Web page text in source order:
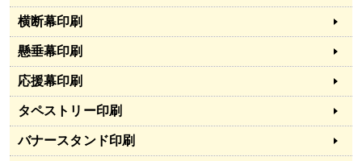
横断幕印刷
懸垂幕印刷
応援幕印刷
タペストリー印刷
バナースタンド印刷